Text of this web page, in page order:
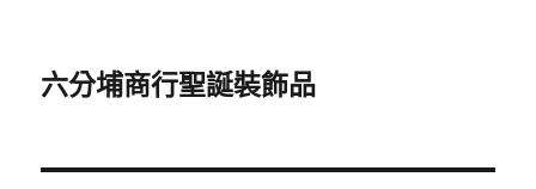
六分埔商行聖誕裝飾品